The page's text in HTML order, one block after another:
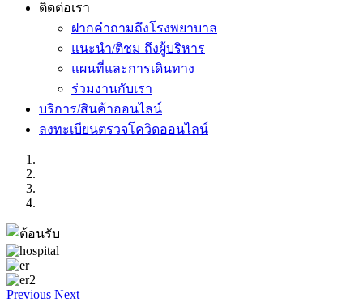
ติดต่อเรา
ฝากคำถามถึงโรงพยาบาล
แนะนำ/ติชม ถึงผู้บริหาร
แผนที่และการเดินทาง
ร่วมงานกับเรา
บริการ/สินค้าออนไลน์
ลงทะเบียนตรวจโควิดออนไลน์
Previous Next